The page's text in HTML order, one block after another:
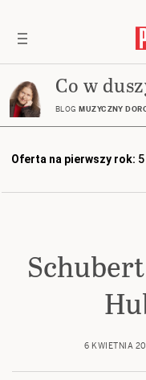
Co w
BLOG MUZYCZNY
Oferta na pierwszy rok:
6 KWIETNIA